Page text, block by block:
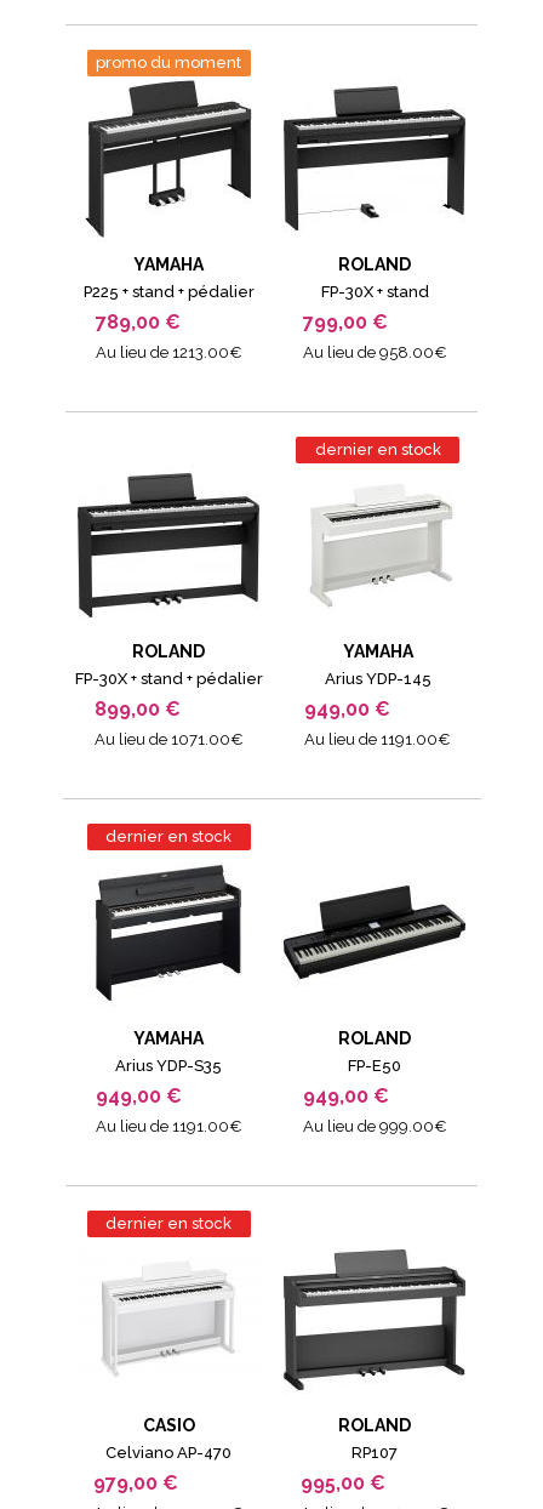
promo du moment
YAMAHA
P225 + stand + pédalier
789,00 €
Au lieu de 1213.00€
ROLAND
FP-30X + stand
799,00 €
Au lieu de 958.00€
ROLAND
FP-30X + stand + pédalier
899,00 €
Au lieu de 1071.00€
dernier en stock
YAMAHA
Arius YDP-145
949,00 €
Au lieu de 1191.00€
dernier en stock
YAMAHA
Arius YDP-S35
949,00 €
Au lieu de 1191.00€
ROLAND
FP-E50
949,00 €
Au lieu de 999.00€
dernier en stock
CASIO
Celviano AP-470
979,00 €
ROLAND
RP107
995,00 €